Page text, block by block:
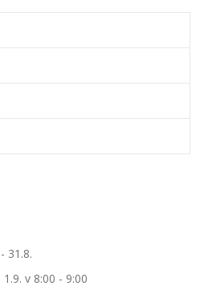
- 31.8.
1.9. v 8:00 - 9:00